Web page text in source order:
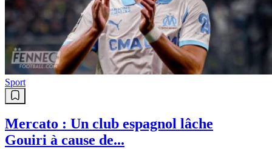
Sport
Mercato : Un club espagnol lâche
Gouiri à cause de...